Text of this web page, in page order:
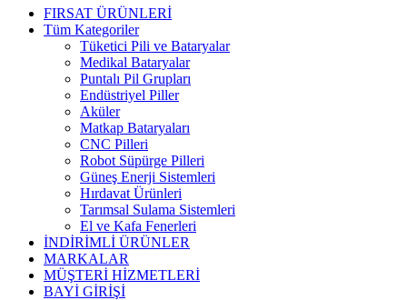
FIRSAT ÜRÜNLERİ
Tüm Kategoriler
Tüketici Pili ve Bataryalar
Medikal Bataryalar
Puntalı Pil Grupları
Endüstriyel Piller
Aküler
Matkap Bataryaları
CNC Pilleri
Robot Süpürge Pilleri
Güneş Enerji Sistemleri
Hırdavat Ürünleri
Tarımsal Sulama Sistemleri
El ve Kafa Fenerleri
İNDİRİMLİ ÜRÜNLER
MARKALAR
MÜŞTERİ HİZMETLERİ
BAYİ GİRİŞİ